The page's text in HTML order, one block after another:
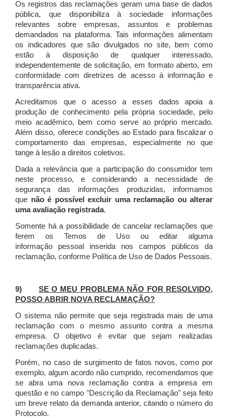
Os registros das reclamações geram uma base de dados
pública, que disponibiliza à sociedade informações
relevantes sobre empresas, assuntos e problemas
demandados na plataforma. Tais informações alimentam
os indicadores que são divulgados no site, bem como
estão à disposição de qualquer interessado,
independentemente de solicitação, em formato aberto, em
conformidade com diretrizes de acesso à informação e
transparência ativa.
Acreditamos que o acesso a esses dados apoia a
produção de conhecimento pela própria sociedade, pelo
meio acadêmico, bem como serve ao próprio mercado.
Além disso, oferece condições ao Estado para fiscalizar o
comportamento das empresas, especialmente no que
tange à lesão a direitos coletivos.
Dada a relevância que a participação do consumidor tem
neste processo, e considerando a necessidade de
segurança das informações produzidas, informamos
que não é possível excluir uma reclamação ou alterar
uma avaliação registrada.
Somente há a possibilidade de cancelar reclamações que
ferem os Temos de Uso ou editar alguma
informação pessoal inserida nos campos públicos da
reclamação, conforme Política de Uso de Dados Pessoais.
9) SE O MEU PROBLEMA NÃO FOR RESOLVIDO,
POSSO ABRIR NOVA RECLAMAÇÃO?
O sistema não permite que seja registrada mais de uma
reclamação com o mesmo assunto contra a mesma
empresa. O objetivo é evitar que sejam realizadas
reclamações duplicadas.
Porém, no caso de surgimento de fatos novos, como por
exemplo, algum acordo não cumprido, recomendamos que
se abra uma nova reclamação contra a empresa em
questão e no campo "Descrição da Reclamação" seja feito
um breve relato da demanda anterior, citando o número do
Protocolo.